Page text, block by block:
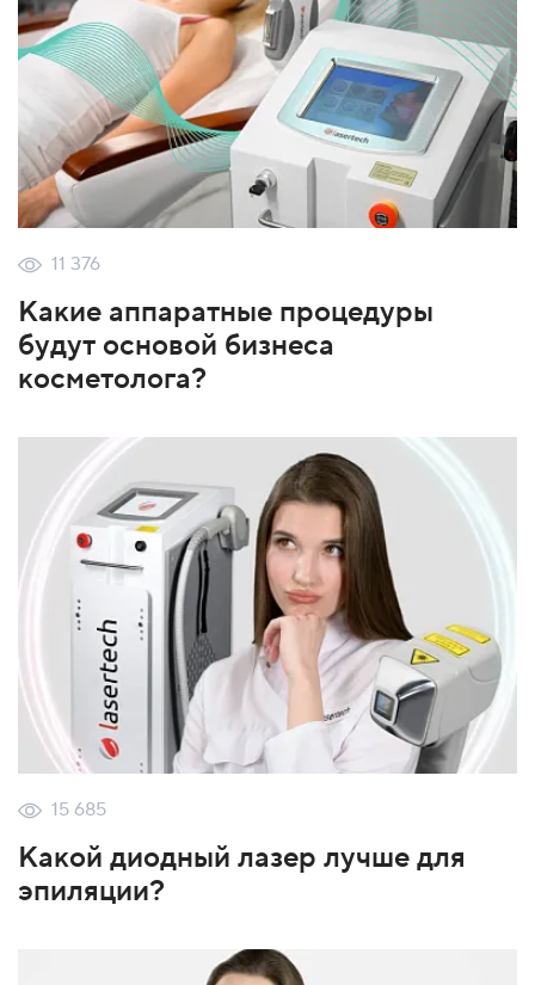
11 376
Какие аппаратные процедуры
будут основой бизнеса
косметолога?
15 685
Какой диодный лазер лучше для
эпиляции?